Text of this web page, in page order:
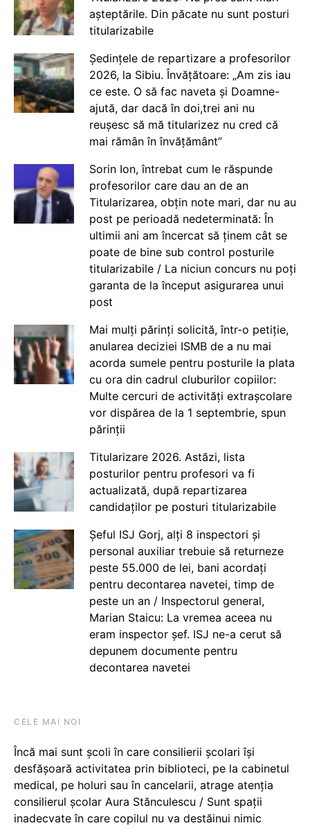
așteptările. Din păcate nu sunt posturi
titularizabile
Ședințele de repartizare a profesorilor
2026, la Sibiu. Învățătoare: „Am zis iau
ce este. O să fac naveta și Doamne-
ajută, dar dacă în doi,trei ani nu
reușesc să mă titularizez nu cred că
mai rămân în învățământ”
Sorin Ion, întrebat cum le răspunde
profesorilor care dau an de an
Titularizarea, obțin note mari, dar nu au
post pe perioadă nedeterminată: În
ultimii ani am încercat să ținem cât se
poate de bine sub control posturile
titularizabile / La niciun concurs nu poți
garanta de la început asigurarea unui
post
Mai mulți părinți solicită, într-o petiție,
anularea deciziei ISMB de a nu mai
acorda sumele pentru posturile la plata
cu ora din cadrul cluburilor copiilor:
Multe cercuri de activități extrașcolare
vor dispărea de la 1 septembrie, spun
părinții
Titularizare 2026. Astăzi, lista
posturilor pentru profesori va fi
actualizată, după repartizarea
candidaților pe posturi titularizabile
Șeful ISJ Gorj, alți 8 inspectori și
personal auxiliar trebuie să returneze
peste 55.000 de lei, bani acordați
pentru decontarea navetei, timp de
peste un an / Inspectorul general,
Marian Staicu: La vremea aceea nu
eram inspector șef. ISJ ne-a cerut să
depunem documente pentru
decontarea navetei
CELE MAI NOI
Încă mai sunt școli în care consilierii școlari își
desfășoară activitatea prin biblioteci, pe la cabinetul
medical, pe holuri sau în cancelarii, atrage atenția
consilierul școlar Aura Stănculescu / Sunt spații
inadecvate în care copilul nu va destăinui nimic